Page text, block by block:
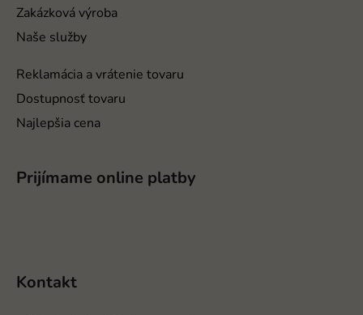
Zakázková výroba
Naše služby
Reklamácia a vrátenie tovaru
Dostupnosť tovaru
Najlepšia cena
Prijímame online platby
Kontakt